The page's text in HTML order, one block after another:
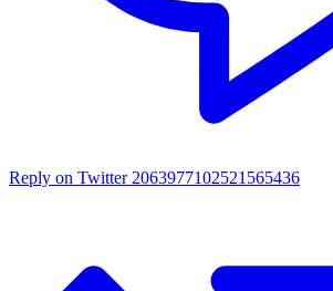
Reply on Twitter 2063977102521565436